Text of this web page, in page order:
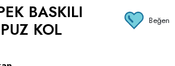
BASKILI
KOL
Beğen